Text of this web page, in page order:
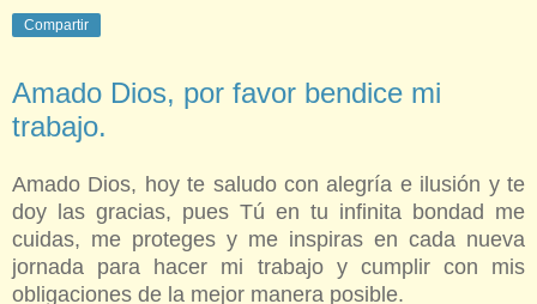
Compartir
Amado Dios, por favor bendice mi
trabajo.
Amado Dios, hoy te saludo con alegría e ilusión y te
doy las gracias, pues Tú en tu infinita bondad me
cuidas, me proteges y me inspiras en cada nueva
jornada para hacer mi trabajo y cumplir con mis
obligaciones de la mejor manera posible.